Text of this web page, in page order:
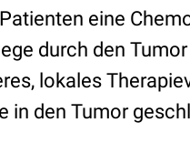
eine
durch den
lokales
in den Tumor